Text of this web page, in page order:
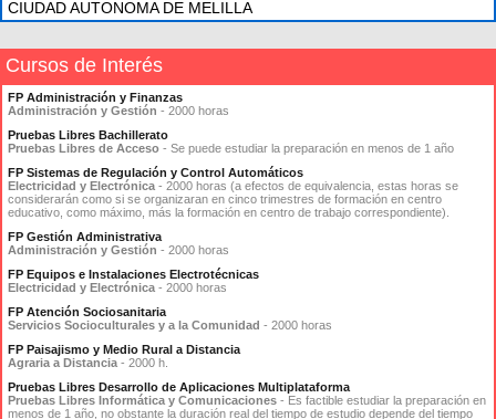
CIUDAD AUTONOMA DE MELILLA
Cursos de Interés
FP Administración y Finanzas
Administración y Gestión - 2000 horas
Pruebas Libres Bachillerato
Pruebas Libres de Acceso - Se puede estudiar la preparación en menos de 1 año
FP Sistemas de Regulación y Control Automáticos
Electricidad y Electrónica - 2000 horas (a efectos de equivalencia, estas horas se
considerarán como si se organizaran en cinco trimestres de formación en centro
educativo, como máximo, más la formación en centro de trabajo correspondiente).
FP Gestión Administrativa
Administración y Gestión - 2000 horas
FP Equipos e Instalaciones Electrotécnicas
Electricidad y Electrónica - 2000 horas
FP Atención Sociosanitaria
Servicios Socioculturales y a la Comunidad - 2000 horas
FP Paisajismo y Medio Rural a Distancia
Agraria a Distancia - 2000 h.
Pruebas Libres Desarrollo de Aplicaciones Multiplataforma
Pruebas Libres Informática y Comunicaciones - Es factible estudiar la preparación en
menos de 1 año, no obstante la duración real del tiempo de estudio depende del tiempo